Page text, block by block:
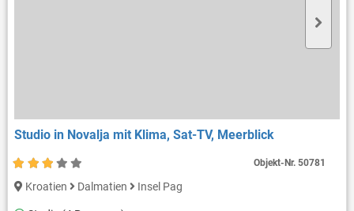
Studio in Novalja mit Klima, Sat-TV, Meerblick
Kroatien Dalmatien Insel Pag
Objekt-Nr.50781